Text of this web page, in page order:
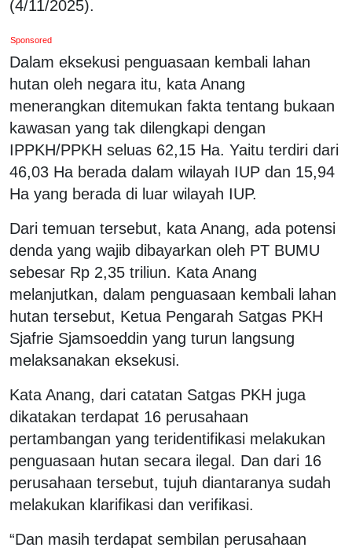
(4/11/2025).
Sponsored
Dalam eksekusi penguasaan kembali lahan
hutan oleh negara itu, kata Anang
menerangkan ditemukan fakta tentang bukaan
kawasan yang tak dilengkapi dengan
IPPKH/PPKH seluas 62,15 Ha. Yaitu terdiri dari
46,03 Ha berada dalam wilayah IUP dan 15,94
Ha yang berada di luar wilayah IUP.
Dari temuan tersebut, kata Anang, ada potensi
denda yang wajib dibayarkan oleh PT BUMU
sebesar Rp 2,35 triliun. Kata Anang
melanjutkan, dalam penguasaan kembali lahan
hutan tersebut, Ketua Pengarah Satgas PKH
Sjafrie Sjamsoeddin yang turun langsung
melaksanakan eksekusi.
Kata Anang, dari catatan Satgas PKH juga
dikatakan terdapat 16 perusahaan
pertambangan yang teridentifikasi melakukan
penguasaan hutan secara ilegal. Dan dari 16
perusahaan tersebut, tujuh diantaranya sudah
melakukan klarifikasi dan verifikasi.
“Dan masih terdapat sembilan perusahaan